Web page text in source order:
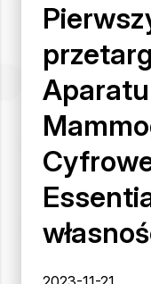
Aparatu